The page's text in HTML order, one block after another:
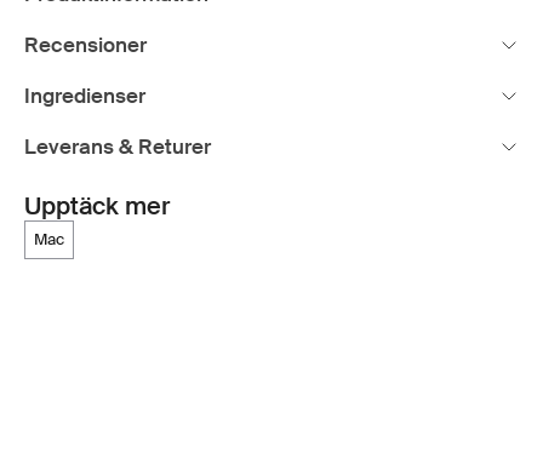
Recensioner
Ingredienser
Leverans & Returer
Upptäck mer
mac